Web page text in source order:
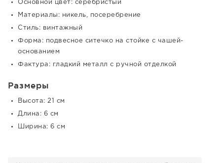
Основной цвет: серебристый
Материалы: никель, посеребрение
Стиль: винтажный
Форма: подвесное ситечко на стойке с чашей-
основанием
Фактура: гладкий металл с ручной отделкой
Размеры
Высота: 21 см
Длина: 6 см
Ширина: 6 см